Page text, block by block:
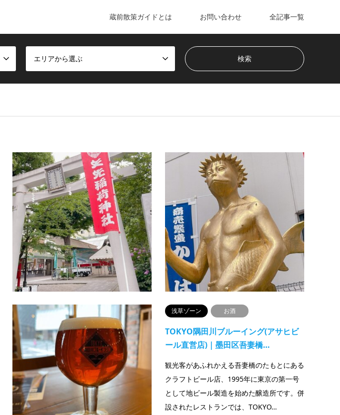
蔵前散策ガイドとは お問い合わせ 全記事一覧
エリアから選ぶ
浅草ゾーン 神社仏閣
矢光稲荷神社｜台東区松が谷
かっぱ橋の近くにある矢崎稲荷神社は、浅草
名所七福神の一つでもあります（福禄寿）。
御朱印の頒布もあり、季節に応じた限定御朱
印にも積極的な神社です。参…
続きを読む
浅草ゾーン お酒
浅草ビール工房｜台東区西浅草
店内で醸造される自家製ビールがエンジョイ
できるお店です。提供されるビールは日によ
って変わることがあります。席にあるQRコ
ードからスマホで注文できるの…
浅草ゾーン お酒
TOKYO隅田川ブルーイング(アサヒビ
ール直営店)｜墨田区吾妻橋…
観光客があふれかえる吾妻橋のたもとにある
クラフトビール店、1995年に東京の第一号
として地ビール製造を始めた醸造所です。併
設されたレストランでは、TOKYO…